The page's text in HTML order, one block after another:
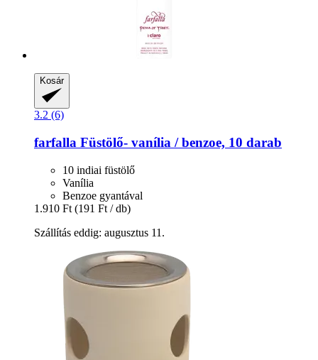
Kosár
3.2 (6)
farfalla Füstölő-​ vanília / benzoe, 10 darab
10 indiai füstölő
Vanília
Benzoe gyantával
1.910 Ft (191 Ft / db)
Szállítás eddig: augusztus 11.